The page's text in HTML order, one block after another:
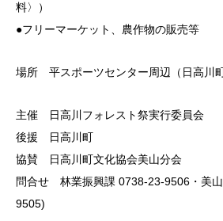
料〉）
●フリーマーケット、農作物の販売等
場所 平スポーツセンター周辺（日高川町
主催 日高川フォレスト祭実行委員会
後援 日高川町
協賛 日高川町文化協会美山分会
問合せ 林業振興課 0738-23-9506・美
9505)